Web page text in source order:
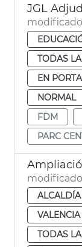
TODAS
EN
NORMAL
FDM
PARC
ALCALDÍA
VALENCIA
TODAS